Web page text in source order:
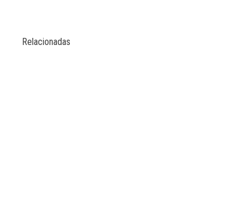
Relacionadas